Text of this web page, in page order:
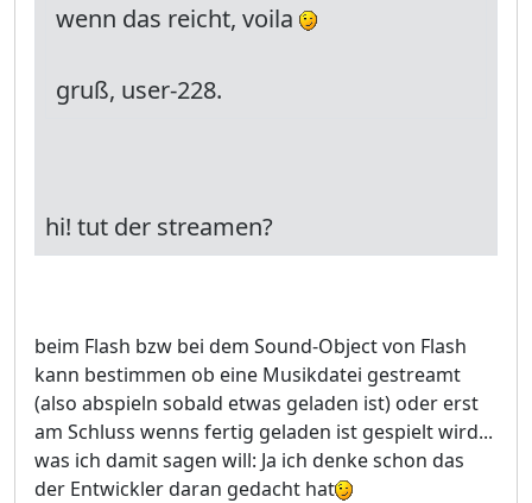
wenn das reicht, voila
gruß, user-228.
hi! tut der streamen?
beim Flash bzw bei dem Sound-Object von Flash
kann bestimmen ob eine Musikdatei gestreamt
(also abspieln sobald etwas geladen ist) oder erst
am Schluss wenns fertig geladen ist gespielt wird...
was ich damit sagen will: Ja ich denke schon das
der Entwickler daran gedacht hat